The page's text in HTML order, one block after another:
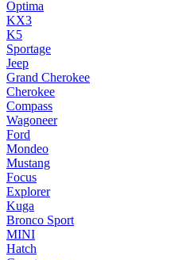
Optima
KX3
K5
Sportage
Jeep
Grand Cherokee
Cherokee
Compass
Wagoneer
Ford
Mondeo
Mustang
Focus
Explorer
Kuga
Bronco Sport
MINI
Hatch